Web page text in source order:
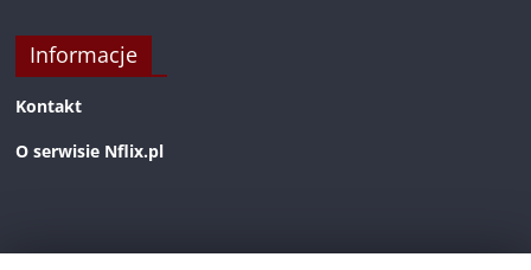
Informacje
Kontakt
O serwisie Nflix.pl